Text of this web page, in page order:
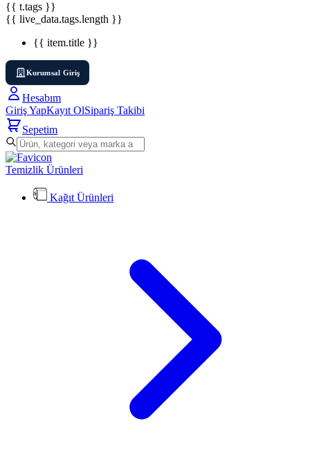
{{ t.tags }}
{{ live_data.tags.length }}
{{ item.title }}
Kurumsal Giriş
Hesabım
Giriş YapKayıt OlSipariş Takibi
Sepetim
Temizlik Ürünleri
Kağıt Ürünleri